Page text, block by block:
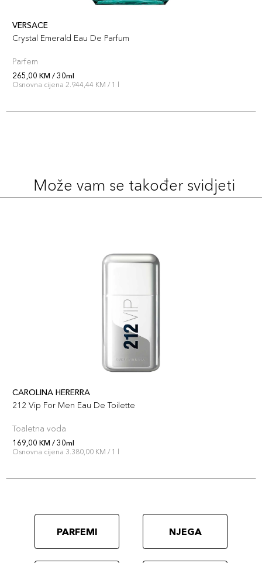
VERSACE
Crystal Emerald Eau De Parfum
Parfem
265,00 KM / 30ml
Osnovna cijena 2.944,44 KM / 1 l
Može vam se također svidjeti
CAROLINA HERERRA
212 Vip For Men Eau De Toilette
Toaletna voda
169,00 KM / 30ml
Osnovna cijena 3.380,00 KM / 1 l
PARFEMI NJEGA